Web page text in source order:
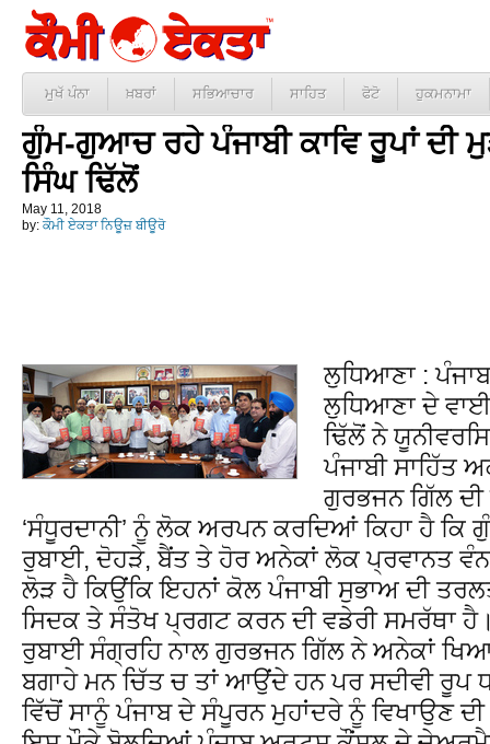
ਮੁਖੱ ਪੰਨਾ ਖ਼ਬਰਾਂ ਸਭਿਆਚਾਰ ਸਾਹਿਤ ਫੋਟੋ ਹੁਕਮਨਾਮਾ
ਗੁੰਮ-ਗੁਆਚ ਰਹੇ ਪੰਜਾਬੀ ਕਾਵਿ ਰੂਪਾਂ ਦੀ
ਸਿੰਘ ਢਿੱਲੋਂ
May 11, 2018
by: ਕੌਮੀ ਏਕਤਾ ਨਿਊਜ਼ ਬੀਊਰੋ
ਲੁਧਿਆਣਾ : ਪੰਜਾਬ
ਲੁਧਿਆਣਾ ਦੇ
ਢਿੱਲੋਂ ਨੇ
ਪੰਜਾਬੀ ਸਾਹਿੱਤ
ਗੁਰਭਜਨ ਗਿੱਲ
‘ਸੰਧੂਰਦਾਨੀ’ ਨੂੰ ਲੋਕ ਅਰਪਨ ਕਰਦਿਆਂ ਕਿਹਾ ਹੈ ਕਿ
ਰੁਬਾਈ, ਦੋਹੜੇ, ਬੈਂਤ ਤੇ ਹੋਰ ਅਨੇਕਾਂ ਲੋਕ ਪ੍ਰਵਾਨਤ
ਲੋੜ ਹੈ ਕਿਉਂਕਿ ਇਹਨਾਂ ਕੋਲ ਪੰਜਾਬੀ ਸੁਭਾਅ ਦੀ
ਸਿਦਕ ਤੇ ਸੰਤੋਖ ਪ੍ਰਗਟ ਕਰਨ ਦੀ ਵਡੇਰੀ ਸਮਰੱਥਾ
ਰੁਬਾਈ ਸੰਗ੍ਰਹਿ ਨਾਲ ਗੁਰਭਜਨ ਗਿੱਲ ਨੇ ਅਨੇਕਾਂ
ਬਗਾਹੇ ਮਨ ਚਿੱਤ ਚ ਤਾਂ ਆਉਂਦੇ ਹਨ ਪਰ ਸਦੀਵੀ ਰੂਪ
ਵਿੱਚੋਂ ਸਾਨੂੰ ਪੰਜਾਬ ਦੇ ਸੰਪੂਰਨ ਮੁਹਾਂਦਰੇ ਨੂੰ ਵਿਖਾਉਣ